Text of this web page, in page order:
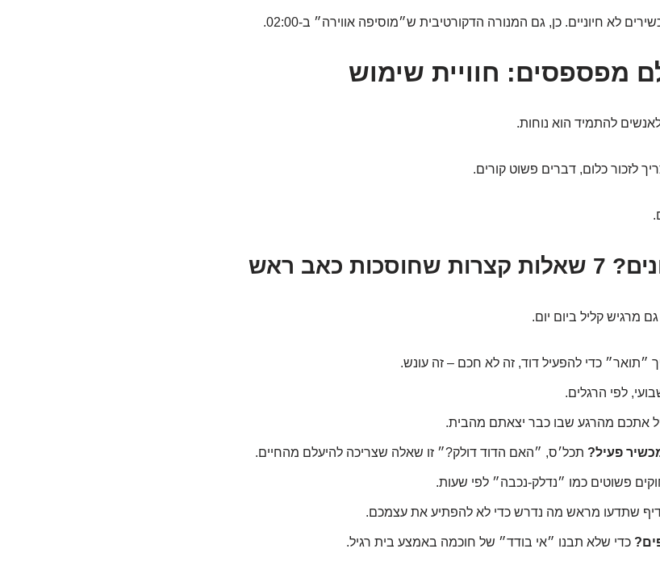
לא חיוניים. כן, גם המנורה הדקורטיבית ש״מוסיפה אווירה״ ב-02:00.
מפספסים: חוויית שימוש
להתמיד הוא נוחות.
לזכור כלום, דברים פשוט קורים.
כאב ראש
מרגיש קליל ביום יום.
״תואר״ כדי להפעיל דוד, זה לא חכם – זה עונש.
לפי הרגלים.
אתכם מהרגע שבו כבר יצאתם מהבית.
פעיל? תכל׳ס, ״האם הדוד דולק?״ זו שאלה שצריכה להיעלם מהחיים.
פשוטים כמו ״נדלק-נכבה״ לפי שעות.
שתדעו מראש מה נדרש כדי לא להפתיע את עצמכם.
כדי שלא תבנו ״אי בודד״ של חוכמה באמצע בית רגיל.